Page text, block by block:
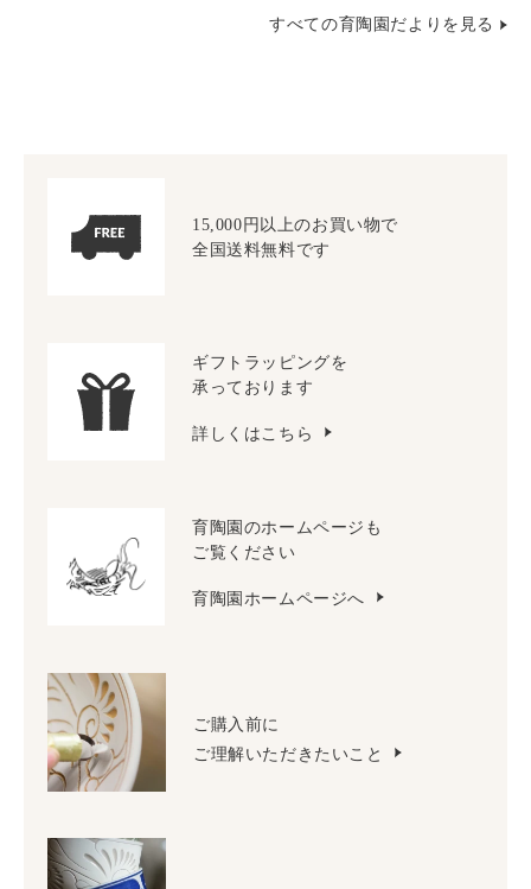
すべての育陶園だよりを見る
15,000円以上のお買い物で
全国送料無料です
ギフトラッピングを
承っております
詳しくはこちら
育陶園のホームページも
ご覧ください
育陶園ホームページへ
ご購入前に
ご理解いただきたいこと